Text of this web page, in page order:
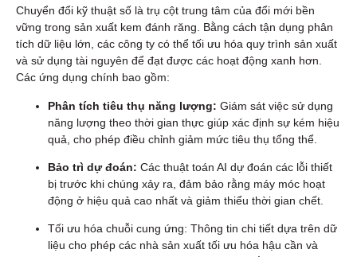
Chuyển đổi kỹ thuật số là trụ cột trung tâm của đổi mới bền
vững trong sản xuất kem đánh răng. Bằng cách tận dụng phân
tích dữ liệu lớn, các công ty có thể tối ưu hóa quy trình sản xuất
và sử dụng tài nguyên để đạt được các hoạt động xanh hơn.
Các ứng dụng chính bao gồm:
Phân tích tiêu thụ năng lượng: Giám sát việc sử dụng
năng lượng theo thời gian thực giúp xác định sự kém hiệu
quả, cho phép điều chỉnh giảm mức tiêu thụ tổng thể.
Bảo trì dự đoán: Các thuật toán AI dự đoán các lỗi thiết
bị trước khi chúng xảy ra, đảm bảo rằng máy móc hoạt
động ở hiệu quả cao nhất và giảm thiểu thời gian chết.
Tối ưu hóa chuỗi cung ứng: Thông tin chi tiết dựa trên dữ
liệu cho phép các nhà sản xuất tối ưu hóa hậu cần và